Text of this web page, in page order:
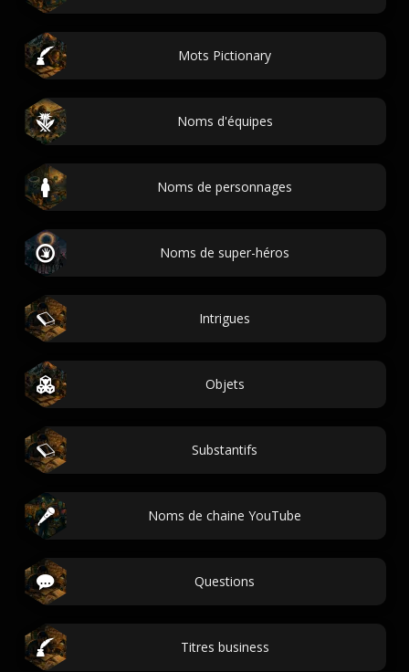
Mots Pictionary
Noms d'équipes
Noms de personnages
Noms de super-héros
Intrigues
Objets
Substantifs
Noms de chaine YouTube
Questions
Titres business